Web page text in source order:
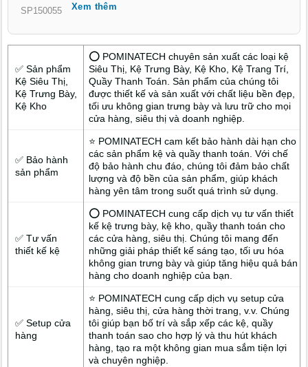
1, 2, 3, 4, 5, 9, 10, 11, 12 hoặc Võ Thị Sáu, bài viết này,
thu hút khách hàng và gia tăng giá trị thương hiệu.
SP150055 Xem thêm
✅ Sản phẩm
Kệ Siêu Thị,
Kệ Trưng Bày,
Kệ Kho
⭕ POMINATECH chuyên sản xuất các loại kệ
Siêu Thị, Kệ Trưng Bày, Kệ Kho, Kệ Trang Trí,
Quầy Thanh Toán. Sản phẩm của chúng tôi
được thiết kế và sản xuất với chất liệu bền đẹp,
tối ưu không gian trưng bày và lưu trữ cho mọi
cửa hàng, siêu thị và doanh nghiệp.
✅ Bảo hành
sản phẩm
⭐ POMINATECH cam kết bảo hành dài hạn cho
các sản phẩm kệ và quầy thanh toán. Với chế
độ bảo hành chu đáo, chúng tôi đảm bảo chất
lượng và độ bền của sản phẩm, giúp khách
hàng yên tâm trong suốt quá trình sử dụng.
✅ Tư vấn
thiết kế kệ
⭕ POMINATECH cung cấp dịch vụ tư vấn thiết
kế kệ trưng bày, kệ kho, quầy thanh toán cho
các cửa hàng, siêu thị. Chúng tôi mang đến
những giải pháp thiết kế sáng tạo, tối ưu hóa
không gian trưng bày và giúp tăng hiệu quả bán
hàng cho doanh nghiệp của bạn.
✅ Setup cửa
hàng
⭐ POMINATECH cung cấp dịch vụ setup cửa
hàng, siêu thị, cửa hàng thời trang, v.v. Chúng
tôi giúp bạn bố trí và sắp xếp các kệ, quầy
thanh toán sao cho hợp lý và thu hút khách
hàng, tạo ra một không gian mua sắm tiện lợi
và chuyên nghiệp.